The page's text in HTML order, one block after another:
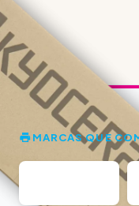
MARCAS QUE